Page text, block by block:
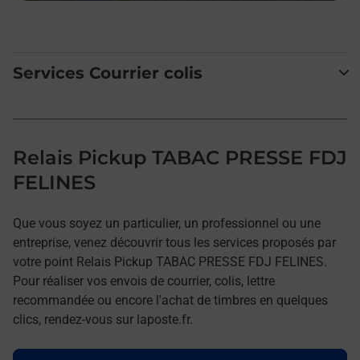
Services Courrier colis
Relais Pickup TABAC PRESSE FDJ
FELINES
Que vous soyez un particulier, un professionnel ou une
entreprise, venez découvrir tous les services proposés par
votre point Relais Pickup TABAC PRESSE FDJ FELINES.
Pour réaliser vos envois de courrier, colis, lettre
recommandée ou encore l'achat de timbres en quelques
clics, rendez-vous sur laposte.fr.